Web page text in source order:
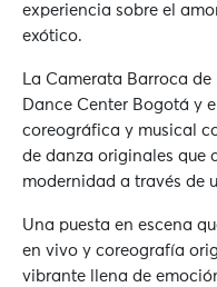
experiencia sobre el
exótico.
La Camerata Barroca
Dance Center Bogotá y
coreográfica y musical
de danza originales que
modernidad a través de
Una puesta en escena
en vivo y coreografía
vibrante llena de